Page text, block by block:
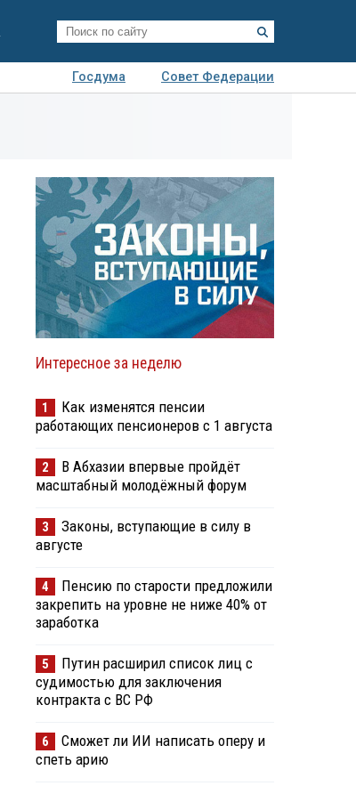
Госдума
Совет Федерации
Интересное за неделю
1
Как изменятся пенсии
работающих пенсионеров с 1 августа
2
В Абхазии впервые пройдёт
масштабный молодёжный форум
3
Законы, вступающие в силу в
августе
4
Пенсию по старости предложили
закрепить на уровне не ниже 40% от
заработка
5
Путин расширил список лиц с
судимостью для заключения
контракта с ВС РФ
6
Сможет ли ИИ написать оперу и
спеть арию